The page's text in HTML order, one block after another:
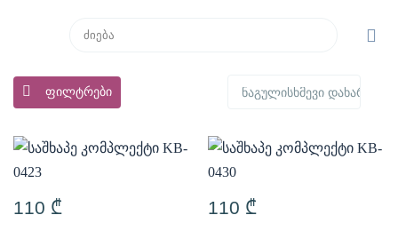
ფილტრები
110 ₾ 110 ₾